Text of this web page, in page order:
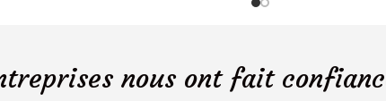
nous ont fait